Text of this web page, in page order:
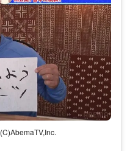
(C)AbemaTV,Inc.